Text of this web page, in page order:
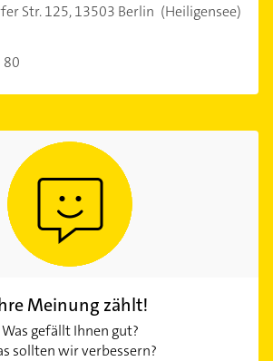
Str. 125,13503 Berlin (Heiligensee)
80
Meinung zählt!
Was gefällt Ihnen gut?
sollten wir verbessern?